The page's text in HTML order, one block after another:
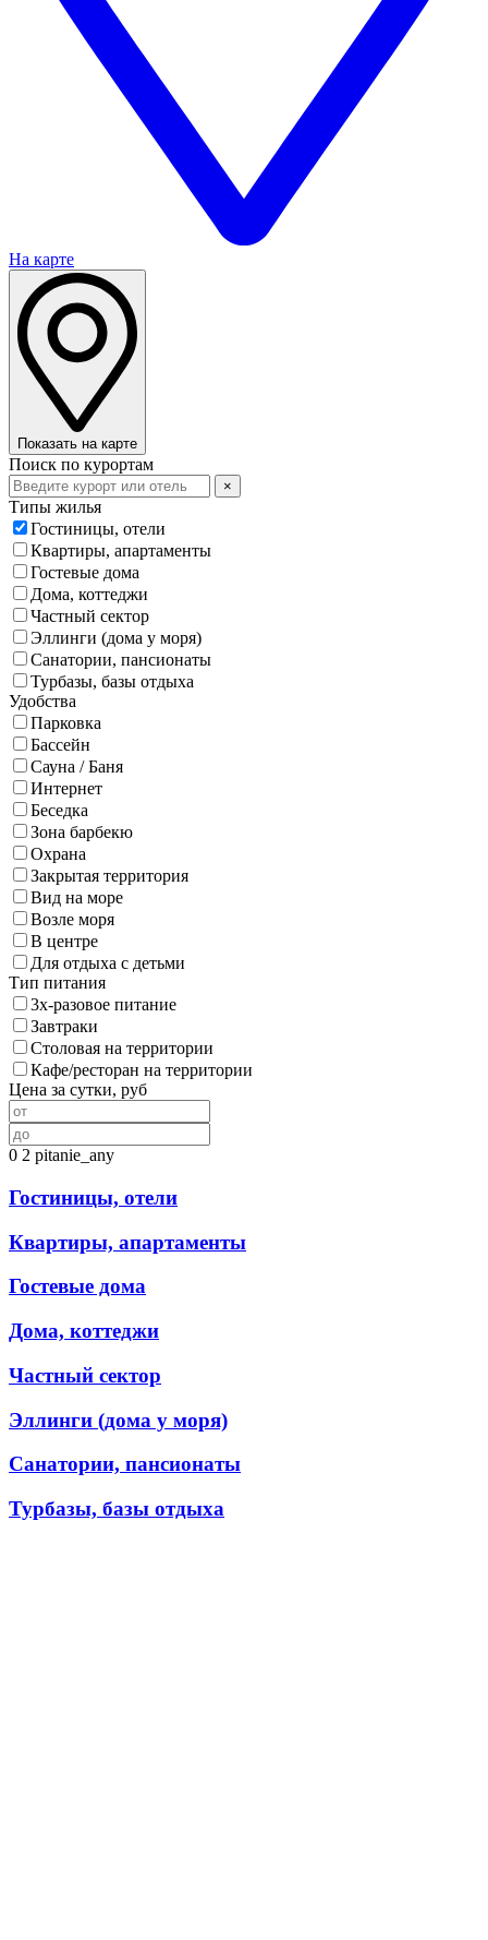
На карте
Показать на карте
Поиск по курортам
×
Типы жилья
Гостиницы, отели
Квартиры, апартаменты
Гостевые дома
Дома, коттеджи
Частный сектор
Эллинги (дома у моря)
Санатории, пансионаты
Турбазы, базы отдыха
Удобства
Парковка
Бассейн
Сауна / Баня
Интернет
Беседка
Зона барбекю
Охрана
Закрытая территория
Вид на море
Возле моря
В центре
Для отдыха с детьми
Тип питания
3х-разовое питание
Завтраки
Столовая на территории
Кафе/ресторан на территории
Цена за сутки, руб
0 2 pitanie_any
Гостиницы, отели
Квартиры, апартаменты
Гостевые дома
Дома, коттеджи
Частный сектор
Эллинги (дома у моря)
Санатории, пансионаты
Турбазы, базы отдыха